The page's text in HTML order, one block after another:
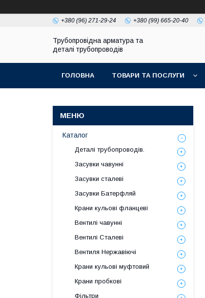
+380 (96) 271-29-24 +380 (99) 665-20-40
Трубопровідна арматура та
деталі трубопроводів
ГОЛОВНА ТОВАРИ ТА ПОСЛУГИ
Каталог
Деталі трубопроводів.
Засувки чавунні
Засувки сталеві
Засувки Батерфляй
Крани кульові фланцеві
Вентилі чавунні
Вентилі Сталеві
Вентиля Нержавіючі
Крани кульові муфтовий
Крани пробкові
Фільтри